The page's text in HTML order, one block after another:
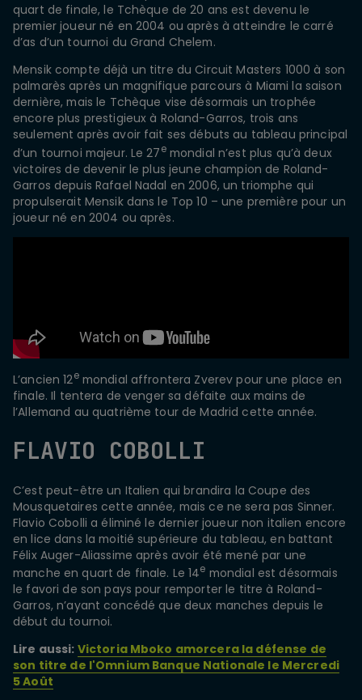
quart de finale, le Tchèque de 20 ans est devenu le
premier joueur né en 2004 ou après à atteindre le carré
d’as d’un tournoi du Grand Chelem.
Mensik compte déjà un titre du Circuit Masters 1000 à son
palmarès après un magnifique parcours à Miami la saison
dernière, mais le Tchèque vise désormais un trophée
encore plus prestigieux à Roland-Garros, trois ans
seulement après avoir fait ses débuts au tableau principal
d’un tournoi majeur. Le 27emondial n’est plus qu’à deux
victoires de devenir le plus jeune champion de Roland-
Garros depuis Rafael Nadal en 2006, un triomphe qui
propulserait Mensik dans le Top 10 – une première pour un
joueur né en 2004 ou après.
L’ancien 12emondial affrontera Zverev pour une place en
finale. Il tentera de venger sa défaite aux mains de
l’Allemand au quatrième tour de Madrid cette année.
FLAVIO COBOLLI
C’est peut-être un Italien qui brandira la Coupe des
Mousquetaires cette année, mais ce ne sera pas Sinner.
Flavio Cobolli a éliminé le dernier joueur non italien encore
en lice dans la moitié supérieure du tableau, en battant
Félix Auger-Aliassime après avoir été mené par une
manche en quart de finale. Le 14e mondial est désormais
le favori de son pays pour remporter le titre à Roland-
Garros, n’ayant concédé que deux manches depuis le
début du tournoi.
Lire aussi: Victoria Mboko amorcera la défense de
son titre de l'Omnium Banque Nationale le Mercredi
5 Août